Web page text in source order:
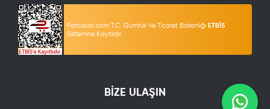
Parcasist.com T.C. Gümrük Ve Ticaret Bakanlığı ETBİS
Sistemine Kayıtlıdır
BİZE ULAŞIN